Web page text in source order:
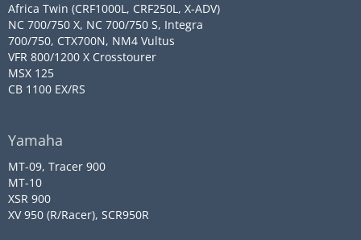
Africa Twin (CRF1000L, CRF250L, X-ADV)
NC 700/750 X, NC 700/750 S, Integra
700/750, CTX700N, NM4 Vultus
VFR 800/1200 X Crosstourer
MSX 125
CB 1100 EX/RS
Yamaha
MT-09, Tracer 900
MT-10
XSR 900
XV 950 (R/Racer), SCR950R